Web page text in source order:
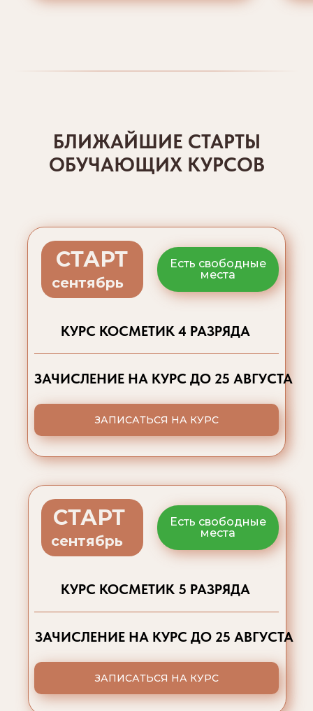
БЛИЖАЙШИЕ СТАРТЫ
ОБУЧАЮЩИХ КУРСОВ
ЗАПИСАТЬСЯ НА КУРС
КУРС КОСМЕТИК 4 РАЗРЯДА
ЗАЧИСЛЕНИЕ НА КУРС ДО 25 АВГУСТА
СТАРТ
сентябрь
Есть свободные
места
ЗАПИСАТЬСЯ НА КУРС
КУРС КОСМЕТИК 5 РАЗРЯДА
ЗАЧИСЛЕНИЕ НА КУРС ДО 25 АВГУСТА
СТАРТ
сентябрь
Есть свободные
места